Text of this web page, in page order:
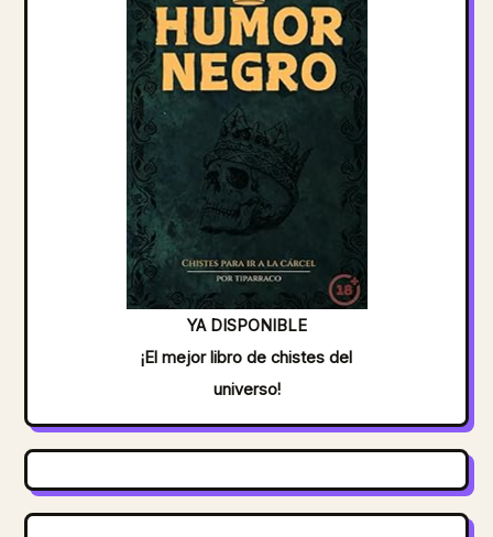
YA DISPONIBLE
¡El mejor libro de chistes del
universo!